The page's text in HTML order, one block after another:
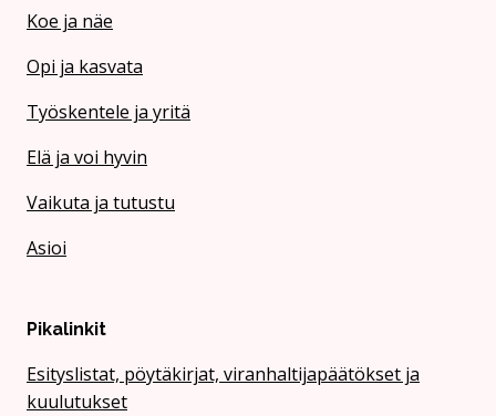
Koe ja näe
Opi ja kasvata
Työskentele ja yritä
Elä ja voi hyvin
Vaikuta ja tutustu
Asioi
Pikalinkit
Esityslistat, pöytäkirjat, viranhaltijapäätökset ja
kuulutukset